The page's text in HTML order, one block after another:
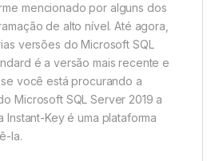
mencionado por alguns dos
de alto nível. Até agora,
versões do Microsoft SQL
é a versão mais recente e
você está procurando a
Microsoft SQL Server 2019 a
Instant-Key é uma plataforma
la.